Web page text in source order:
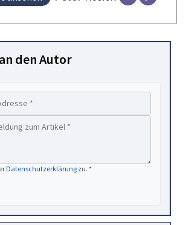
den Autor
Datenschutzerklärung zu. *